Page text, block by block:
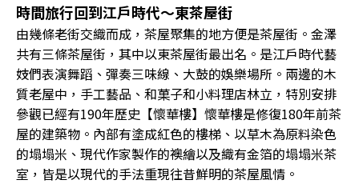
時間旅行回到江戶時代～東茶屋街
由幾條老街交織而成，茶屋聚集的地方便是茶屋街。金澤
共有三條茶屋街，其中以東茶屋街最出名。是江戶時代藝
妓們表演舞蹈、彈奏三味線、大鼓的娛樂場所。兩邊的木
質老屋中，手工藝品、和菓子和小料理店林立，特別安排
參觀已經有190年歷史【懷華樓】懷華樓是修復180年前茶
屋的建築物。內部有塗成紅色的樓梯、以草木為原料染色
的塌塌米、現代作家製作的襖繪以及織有金箔的塌塌米茶
室，皆是以現代的手法重現往昔鮮明的茶屋風情。